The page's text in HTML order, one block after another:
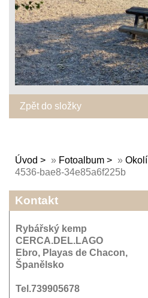
Zpět do složky
Úvod » Fotoalbum » Okolí
4536-bae8-34e85a6f225b
Kontakt
Rybářský kemp
CERCA.DEL.LAGO
Ebro, Playas de Chacon,
Španělsko
Tel.739905678